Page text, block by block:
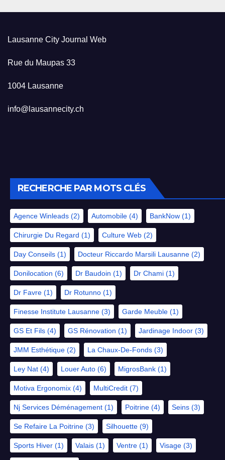
Lausanne City Journal Web
Rue du Maupas 33
1004 Lausanne
info@lausannecity.ch
RECHERCHE PAR MOTS CLÉS
Agence Winleads (2) Automobile (4) BankNow (1)
Chirurgie Du Regard (1) Culture Web (2)
Day Conseils (1) Docteur Riccardo Marsili Lausanne (2)
Donilocation (6) Dr Baudoin (1) Dr Chami (1)
Dr Favre (1) Dr Rotunno (1)
Finesse Institute Lausanne (3) Garde Meuble (1)
GS Et Fils (4) GS Rénovation (1) Jardinage Indoor (3)
JMM Esthétique (2) La Chaux-De-Fonds (3)
Ley Nat (4) Louer Auto (6) MigrosBank (1)
Motiva Ergonomix (4) MultiCredit (7)
Nj Services Déménagement (1) Poitrine (4) Seins (3)
Se Refaire La Poitrine (3) Silhouette (9)
Sports Hiver (1) Valais (1) Ventre (1) Visage (3)